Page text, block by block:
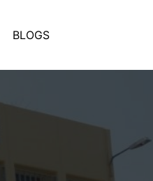
BLOGS